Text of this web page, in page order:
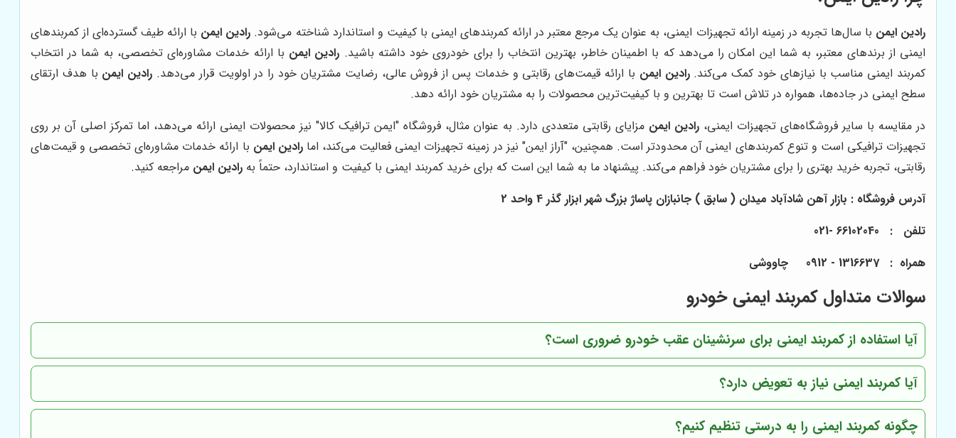
رادین ایمن با سال‌ها تجربه در زمینه ارائه تجهیزات ایمنی، به عنوان یک مرجع معتبر در ارائه کمربندهای ایمنی با کیفیت و استاندارد شناخته می‌شود. رادین ایمن با ارائه طیف گسترده‌ای از کمربندهای
ایمنی از برندهای معتبر، به شما این امکان را می‌دهد که با اطمینان خاطر، بهترین انتخاب را برای خودروی خود داشته باشید. رادین ایمن با ارائه خدمات مشاوره‌ای تخصصی، به شما در انتخاب
کمربند ایمنی مناسب با نیازهای خود کمک می‌کند.رادین ایمن با ارائه قیمت‌های رقابتی و خدمات پس از فروش عالی، رضایت مشتریان خود را در اولویت قرار می‌دهد. رادین ایمن با هدف ارتقای
سطح ایمنی در جاده‌ها، همواره در تلاش است تا بهترین و با کیفیت‌ترین محصولات را به مشتریان خود ارائه دهد.
در مقایسه با سایر فروشگاه‌های تجهیزات ایمنی، رادین ایمن مزایای رقابتی متعددی دارد. به عنوان مثال، فروشگاه "ایمن ترافیک کالا" نیز محصولات ایمنی ارائه می‌دهد، اما تمرکز اصلی آن بر روی
تجهیزات ترافیکی است و تنوع کمربندهای ایمنی آن محدودتر است. همچنین، "آراز ایمن" نیز در زمینه تجهیزات ایمنی فعالیت می‌کند، امارادین ایمن با ارائه خدمات مشاوره‌ای تخصصی و قیمت‌های
رقابتی، تجربه خرید بهتری را برای مشتریان خود فراهم می‌کند. پیشنهاد ما به شما این است که برای خرید کمربند ایمنی با کیفیت و استاندارد، حتماً به رادین ایمن مراجعه کنید.
آدرس فروشگاه : بازار آهن شادآباد میدان ( سابق ) جانبازان پاساژ بزرگ شهر ابزار گذر 4 واحد 2
تلفن : 66102040 -021
همراه : 1316637 - 0912 چاووشی
سوالات متداول کمربند ایمنی خودرو
آیا استفاده از کمربند ایمنی برای سرنشینان عقب خودرو ضروری است؟
آیا کمربند ایمنی نیاز به تعویض دارد؟
چگونه کمربند ایمنی را به درستی تنظیم کنیم؟